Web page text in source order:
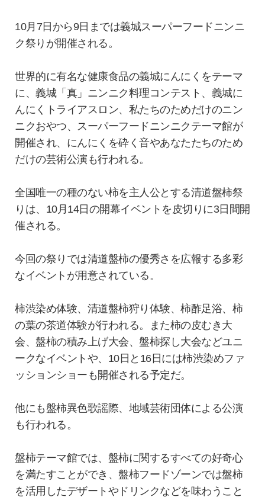
10月7日から9日までは義城スーパーフードニンニ
ク祭りが開催される。
世界的に有名な健康食品の義城にんにくをテーマ
に、義城「真」ニンニク料理コンテスト、義城に
んにくトライアスロン、私たちのためだけのニン
ニクおやつ、スーパーフードニンニクテーマ館が
開催され、にんにくを砕く音やあなたたちのため
だけの芸術公演も行われる。
全国唯一の種のない柿を主人公とする清道盤柿祭
りは、10月14日の開幕イベントを皮切りに3日間開
催される。
今回の祭りでは清道盤柿の優秀さを広報する多彩
なイベントが用意されている。
柿渋染め体験、清道盤柿狩り体験、柿酢足浴、柿
の葉の茶道体験が行われる。また柿の皮むき大
会、盤柿の積み上げ大会、盤柿探し大会などユニ
ークなイベントや、10日と16日には柿渋染めファ
ッションショーも開催される予定だ。
他にも盤柿異色歌謡際、地域芸術団体による公演
も行われる。
盤柿テーマ館では、盤柿に関するすべての好奇心
を満たすことができ、盤柿フードゾーンでは盤柿
を活用したデザートやドリンクなどを味わうこと